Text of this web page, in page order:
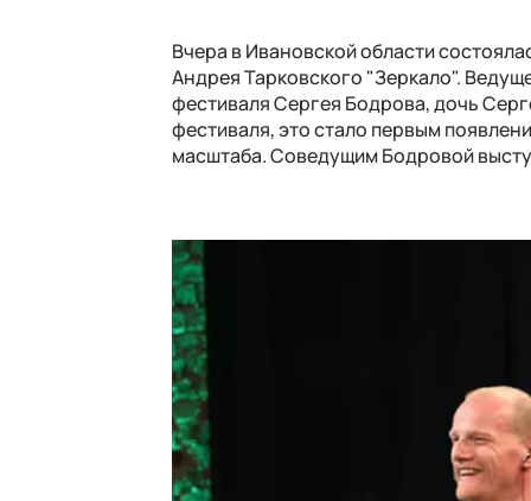
Вчера в Ивановской области
Андрея Тарковского "Зеркало".
фестиваля Сергея Бодрова, дочь
фестиваля, это стало первым
масштаба. Соведущим Бодровой